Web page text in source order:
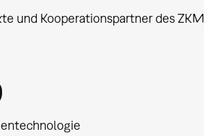
und Kooperationspartner des ZKM